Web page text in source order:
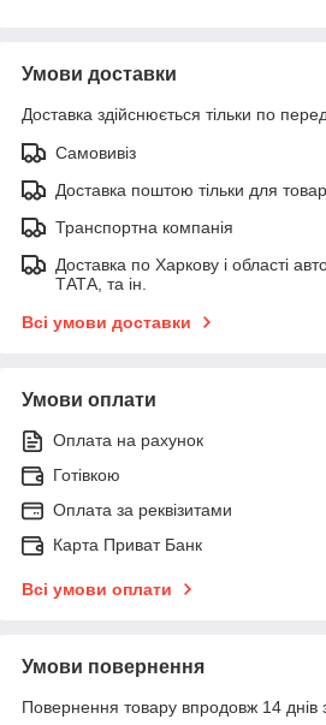
Умови доставки
Доставка здійснюється тільки по
Самовивіз
Доставка поштою тільки для
Транспортна компанія
Доставка по Харкову і області
ТАТА, та ін.
Всі умови доставки
Умови оплати
Оплата на рахунок
Готівкою
Оплата за реквізитами
Карта Приват Банк
Всі умови оплати
Умови повернення
Повернення товару впродовж 14 днів